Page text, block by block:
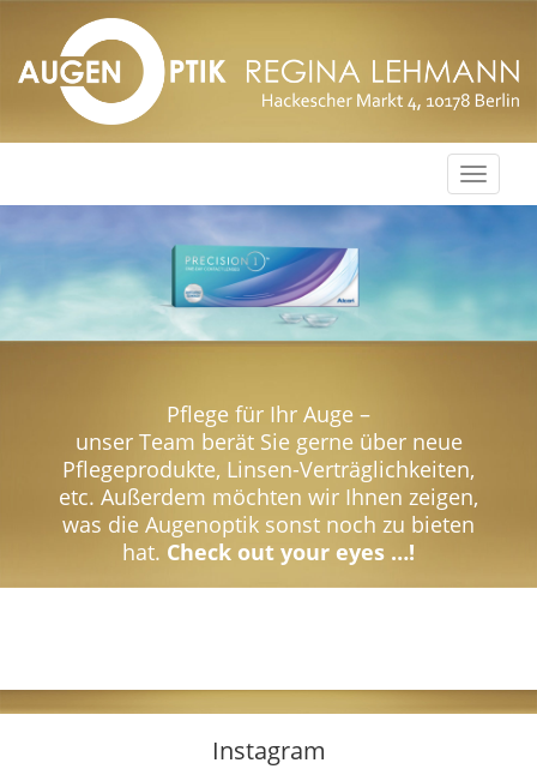
Menu
öffnen
Pflege für Ihr Auge –
unser Team berät Sie gerne über neue
Pflegeprodukte, Linsen-Verträglichkeiten,
etc. Außerdem möchten wir Ihnen zeigen,
was die Augenoptik sonst noch zu bieten
hat. Check out your eyes …!
Instagram